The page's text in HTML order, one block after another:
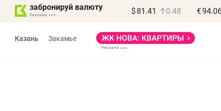
забронируй валюту $ 81.41 0.48 €
Казань Закамье